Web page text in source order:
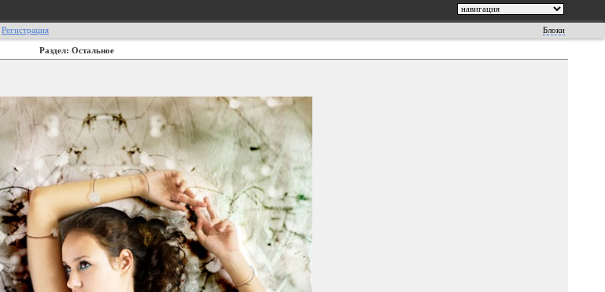
Регистрация Блоки
Раздел: Остальное